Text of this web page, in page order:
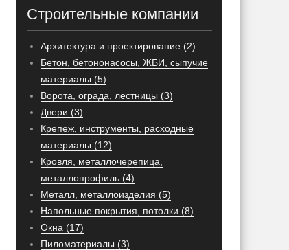
Строительные компании
Архитектура и проектирование (2)
Бетон, бетононасосы, ЖБИ, сыпучие
материалы (5)
Ворота, ограда, лестницы (3)
Двери (3)
Крепеж, инструменты, расходные
материалы (12)
Кровля, металлочерепица,
металлопрофиль (4)
Металл, металлоизделия (5)
Напольные покрытия, потолки (8)
Окна (17)
Пиломатериалы (3)